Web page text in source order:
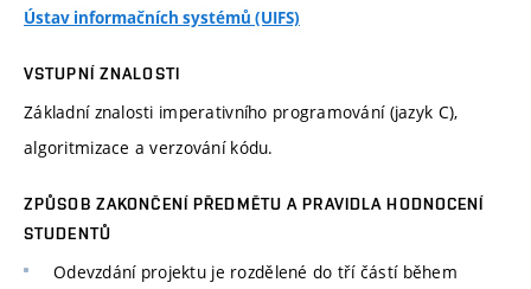
Ústav informačních systémů (UIFS)
VSTUPNÍ ZNALOSTI
Základní znalosti imperativního programování (jazyk C),
algoritmizace a verzování kódu.
ZPŮSOB ZAKONČENÍ PŘEDMĚTU A PRAVIDLA HODNOCENÍ
STUDENTŮ
Odevzdání projektu je rozdělené do tří částí během